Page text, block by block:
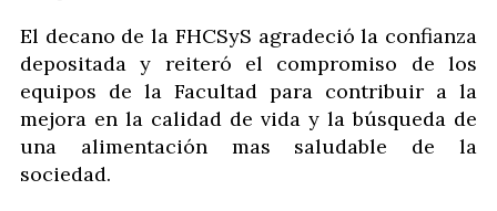
El decano de la FHCSyS agradeció la confianza
depositada y reiteró el compromiso de los
equipos de la Facultad para contribuir a la
mejora en la calidad de vida y la búsqueda de
una alimentación mas saludable de la
sociedad.